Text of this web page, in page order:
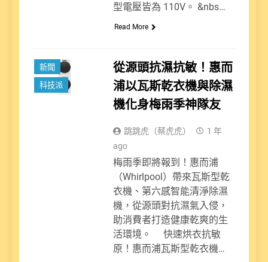
型電壓皆為 110V。 &nbs…
Read More
新聞
科技派
從源頭抗濕抗敏！惠而
浦以瓦斯乾衣機與除濕
機化身梅雨季神隊友
跳跳虎（蔡虎虎）
1 年
ago
梅雨季即將報到！惠而浦
（Whirlpool）帶來瓦斯型乾
衣機、第六感智能清淨除濕
機，從源頭對抗濕氣入侵，
助消費者打造健康乾爽的生
活環境。 快速烘衣抗敏
原！惠而浦瓦斯型乾衣機…